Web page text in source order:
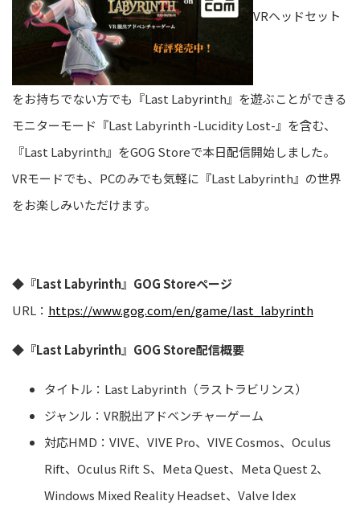
VRヘッドセット
をお持ちでない方でも『Last Labyrinth』を遊ぶことができる
モニターモード『Last Labyrinth -Lucidity Lost-』を含む、
『Last Labyrinth』をGOG Storeで本日配信開始しました。
VRモードでも、PCのみでも気軽に『Last Labyrinth』の世界
をお楽しみいただけます。
◆『Last Labyrinth』GOG Storeページ
URL： https://www.gog.com/en/game/last_labyrinth
◆『Last Labyrinth』GOG Store配信概要
タイトル：Last Labyrinth（ラストラビリンス）
ジャンル：VR脱出アドベンチャーゲーム
対応HMD：VIVE、VIVE Pro、VIVE Cosmos、Oculus
Rift、Oculus Rift S、Meta Quest、Meta Quest 2、
Windows Mixed Reality Headset、Valve Idex